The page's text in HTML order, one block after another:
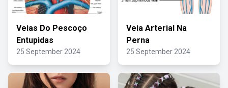
Veias Do Pescoço
Entupidas
25 September 2024
Veia Arterial Na
Perna
25 September 2024